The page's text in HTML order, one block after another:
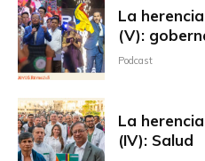
La
(V):
Podcast
La
(IV): Salud